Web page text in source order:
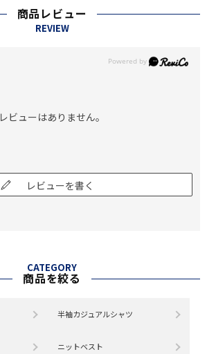
商品レビュー
REVIEW
レビューはありません。
レビューを書く
CATEGORY
商品を絞る
半袖カジュアルシャツ
ニットベスト